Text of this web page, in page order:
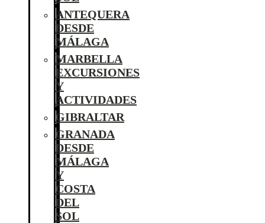
ANTEQUERA
DESDE
MÁLAGA
MARBELLA
EXCURSIONES
Y
ACTIVIDADES
GIBRALTAR
GRANADA
DESDE
MÁLAGA
Y
COSTA
DEL
SOL